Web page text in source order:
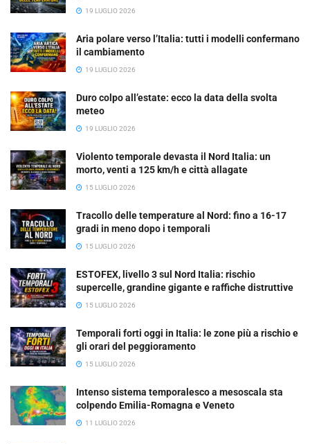
19 LUGLIO 2026
Aria polare verso l’Italia: tutti i modelli confermano
il cambiamento
19 LUGLIO 2026
Duro colpo all’estate: ecco la data della svolta
meteo
19 LUGLIO 2026
Violento temporale devasta il Nord Italia: un
morto, venti a 125 km/h e città allagate
15 LUGLIO 2026
Tracollo delle temperature al Nord: fino a 16-17
gradi in meno dopo i temporali
15 LUGLIO 2026
ESTOFEX, livello 3 sul Nord Italia: rischio
supercelle, grandine gigante e raffiche distruttive
15 LUGLIO 2026
Temporali forti oggi in Italia: le zone più a rischio e
gli orari del peggioramento
15 LUGLIO 2026
Intenso sistema temporalesco a mesoscala sta
colpendo Emilia-Romagna e Veneto
11 LUGLIO 2026